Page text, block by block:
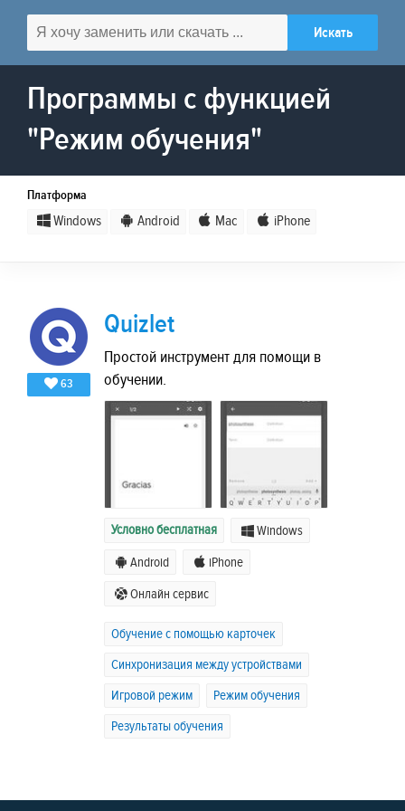
Программы с функцией
"Режим обучения"
Платформа
Windows Android Mac iPhone
63
Quizlet
Простой инструмент для помощи в
обучении.
Условно бесплатная Windows
Android iPhone
Онлайн сервис
Обучение с помощью карточек
Синхронизация между устройствами
Игровой режим
Режим обучения
Результаты обучения